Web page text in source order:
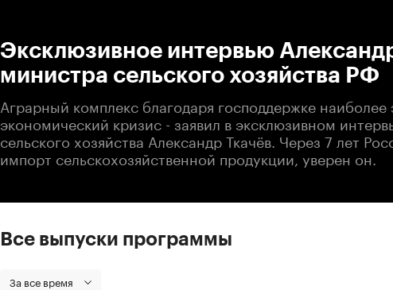
Эксклюзивное интервью
министра сельского хозяйства РФ
Аграрный комплекс благодаря господдержке
экономический кризис - заявил в эксклюзивном
сельского хозяйства Александр Ткачёв. Через 7 лет
импорт сельскохозяйственной продукции, уверен он.
Все выпуски программы
За все время